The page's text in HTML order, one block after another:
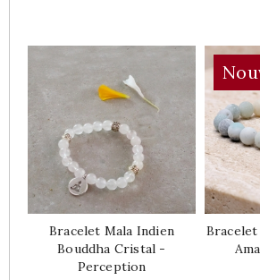
Bracelet Mala Indien
Bouddha Cristal -
Perception